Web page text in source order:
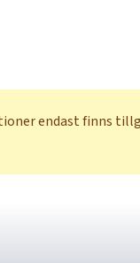
endast finns